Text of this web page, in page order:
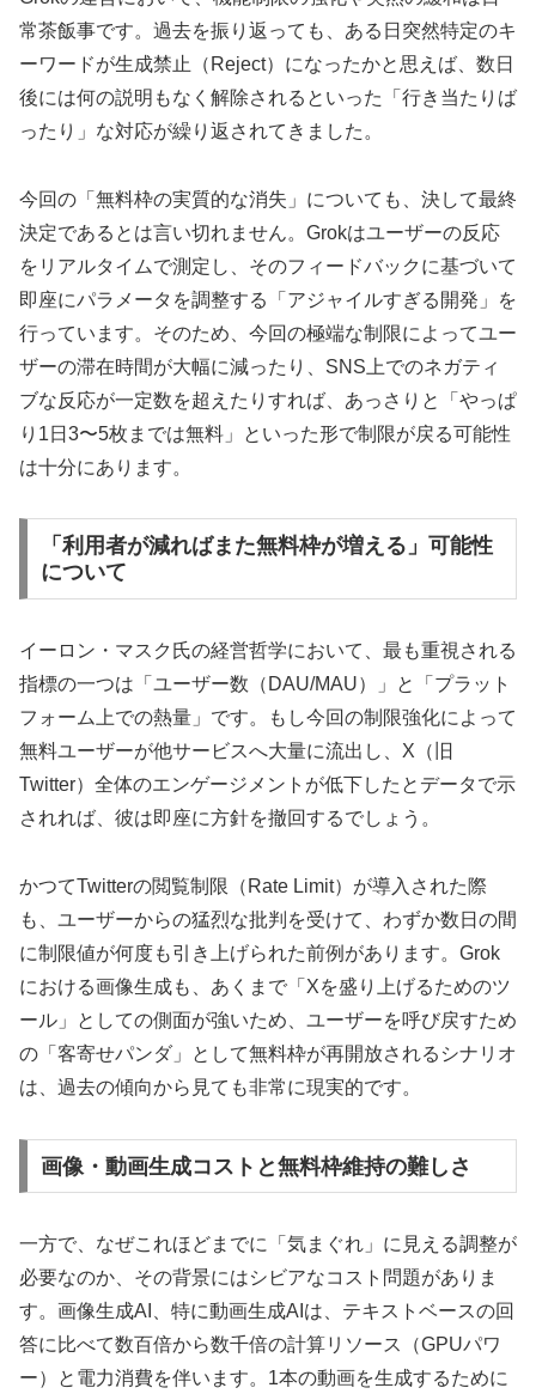
常茶飯事です。過去を振り返っても、ある日突然特定のキ
ーワードが生成禁止（Reject）になったかと思えば、数日
後には何の説明もなく解除されるといった「行き当たりば
ったり」な対応が繰り返されてきました。
今回の「無料枠の実質的な消失」についても、決して最終
決定であるとは言い切れません。Grokはユーザーの反応
をリアルタイムで測定し、そのフィードバックに基づいて
即座にパラメータを調整する「アジャイルすぎる開発」を
行っています。そのため、今回の極端な制限によってユー
ザーの滞在時間が大幅に減ったり、SNS上でのネガティ
ブな反応が一定数を超えたりすれば、あっさりと「やっぱ
り1日3〜5枚までは無料」といった形で制限が戻る可能性
は十分にあります。
「利用者が減ればまた無料枠が増える」可能性
について
イーロン・マスク氏の経営哲学において、最も重視される
指標の一つは「ユーザー数（DAU/MAU）」と「プラット
フォーム上での熱量」です。もし今回の制限強化によって
無料ユーザーが他サービスへ大量に流出し、X（旧
Twitter）全体のエンゲージメントが低下したとデータで示
されれば、彼は即座に方針を撤回するでしょう。
かつてTwitterの閲覧制限（Rate Limit）が導入された際
も、ユーザーからの猛烈な批判を受けて、わずか数日の間
に制限値が何度も引き上げられた前例があります。Grok
における画像生成も、あくまで「Xを盛り上げるためのツ
ール」としての側面が強いため、ユーザーを呼び戻すため
の「客寄せパンダ」として無料枠が再開放されるシナリオ
は、過去の傾向から見ても非常に現実的です。
画像・動画生成コストと無料枠維持の難しさ
一方で、なぜこれほどまでに「気まぐれ」に見える調整が
必要なのか、その背景にはシビアなコスト問題がありま
す。画像生成AI、特に動画生成AIは、テキストベースの回
答に比べて数百倍から数千倍の計算リソース（GPUパワ
ー）と電力消費を伴います。1本の動画を生成するために